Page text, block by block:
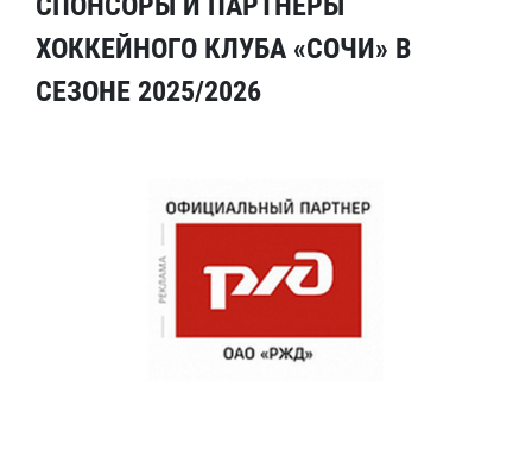
ХОККЕЙНОГО КЛУБА «СОЧИ» В
СЕЗОНЕ 2025/2026